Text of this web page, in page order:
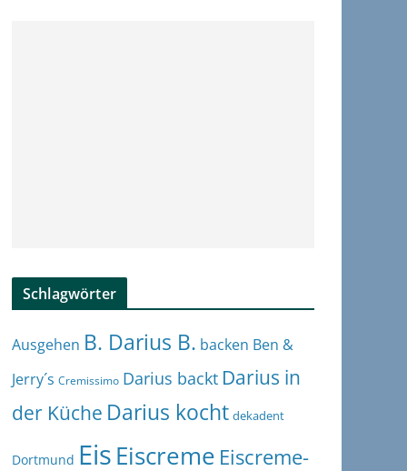
Schlagwörter
Ausgehen B. Darius B. backen Ben &
Jerry´s Cremissimo Darius backt Darius in
der Küche Darius kocht dekadent
Dortmund EisEiscreme Eiscreme-